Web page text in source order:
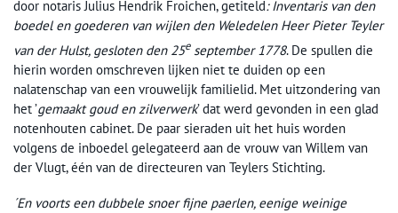
door notaris Julius Hendrik Froichen, getiteld: Inventaris van den
boedel en goederen van wijlen den Weledelen Heer Pieter Teyler
van der Hulst, gesloten den 25eseptember 1778. De spullen die
hierin worden omschreven lijken niet te duiden op een
nalatenschap van een vrouwelijk familielid. Met uitzondering van
het ’gemaakt goud en zilverwerk’ dat werd gevonden in een glad
notenhouten cabinet. De paar sieraden uit het huis worden
volgens de inboedel gelegateerd aan de vrouw van Willem van
der Vlugt, één van de directeuren van Teylers Stichting.
´En voorts een dubbele snoer fijne paerlen, eenige weinige